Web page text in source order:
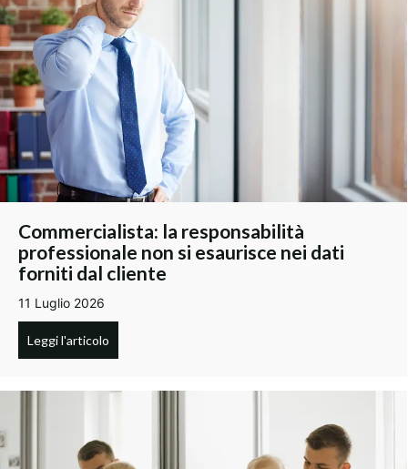
Commercialista: la responsabilità
professionale non si esaurisce nei dati
forniti dal cliente
11 Luglio 2026
Leggi l'articolo